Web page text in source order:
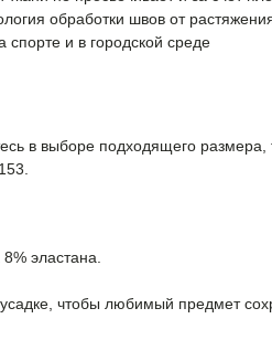
обработки швов от
спорте и в городской среде
в выборе подходящего
эластана.
чтобы любимый предмет